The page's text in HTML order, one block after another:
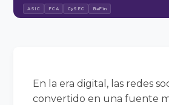
ASIC FCA CySEC BaFin
En la era digital, las redes
convertido en una fuente